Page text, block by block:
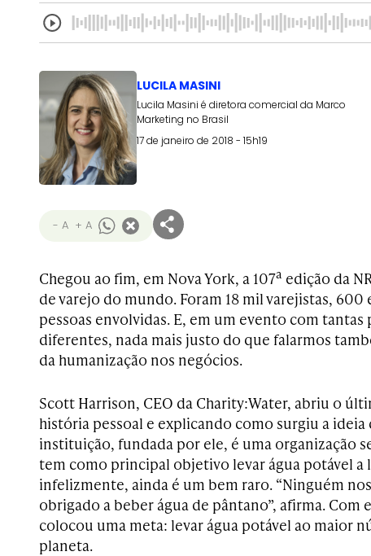
LUCILA MASINI
Lucila Masini é diretora comercial da Marco
Marketing no Brasil
17 de janeiro de 2018 - 15h19
- A + A
Chegou ao fim, em Nova York, a 107a edição da
de varejo do mundo. Foram 18 mil varejistas, 600
pessoas envolvidas. E, em um evento com tantas
diferentes, nada mais justo do que falarmos
da humanização nos negócios.
Scott Harrison, CEO da Charity:Water, abriu o
história pessoal e explicando como surgiu a ideia
instituição, fundada por ele, é uma organização
tem como principal objetivo levar água potável a
infelizmente, ainda é um bem raro. “Ninguém
obrigado a beber água de pântano”, afirma. Com
colocou uma meta: levar água potável ao maior
planeta.